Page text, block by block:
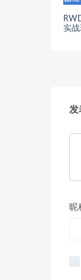
实
发
昵